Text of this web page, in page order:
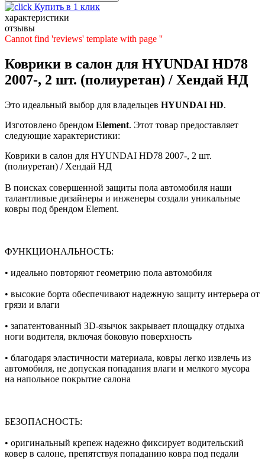
Купить в 1 клик
характеристики
отзывы
Cannot find 'reviews' template with page ''
Коврики в салон для HYUNDAI HD78
2007-, 2 шт. (полиуретан) / Хендай НД
Это идеальный выбор для владельцев HYUNDAI HD.
Изготовлено брендом Element. Этот товар предоставляет
следующие характеристики:
Коврики в салон для HYUNDAI HD78 2007-, 2 шт.
(полиуретан) / Хендай НД
В поисках совершенной защиты пола автомобиля наши
талантливые дизайнеры и инженеры создали уникальные
ковры под брендом Element.
ФУНКЦИОНАЛЬНОСТЬ:
• идеально повторяют геометрию пола автомобиля
• высокие борта обеспечивают надежную защиту интерьера от
грязи и влаги
• запатентованный 3D-язычок закрывает площадку отдыха
ноги водителя, включая боковую поверхность
• благодаря эластичности материала, ковры легко извлечь из
автомобиля, не допуская попадания влаги и мелкого мусора
на напольное покрытие салона
БЕЗОПАСНОСТЬ:
• оригинальный крепеж надежно фиксирует водительский
ковер в салоне, препятствуя попаданию ковра под педали